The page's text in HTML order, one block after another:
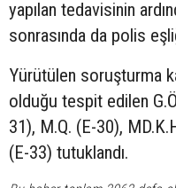
yapılan tedavisinin
sonrasında da polis
Yürütülen soruşturma
olduğu tespit edilen
31), M.Q. (E-30),
(E-33) tutuklandı.